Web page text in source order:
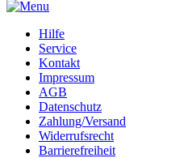
Hilfe
Service
Kontakt
Impressum
AGB
Datenschutz
Zahlung/Versand
Widerrufsrecht
Barrierefreiheit